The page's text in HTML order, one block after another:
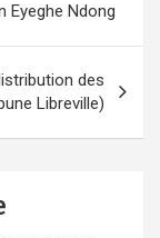
Eyeghe Ndong
des
Libreville)